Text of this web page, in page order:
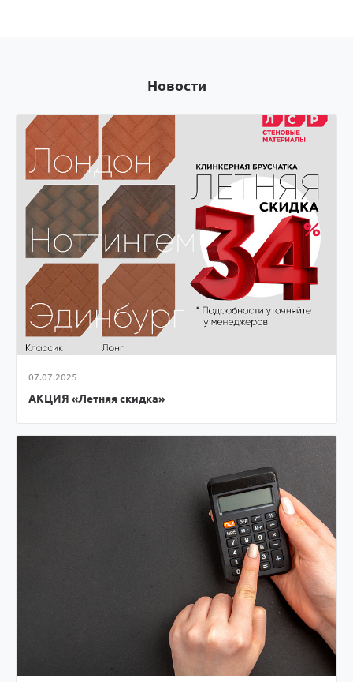
Новости
07.07.2025
АКЦИЯ «Летняя скидка»